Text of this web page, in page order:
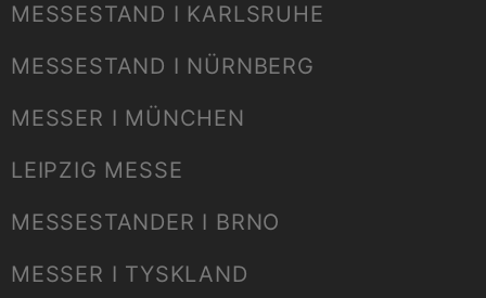
MESSESTAND I KARLSRUHE
MESSESTAND I NÜRNBERG
MESSER I MÜNCHEN
LEIPZIG MESSE
MESSESTANDER I BRNO
MESSER I TYSKLAND